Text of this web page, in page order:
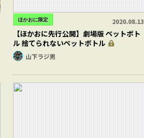
ほかおに限定 2020.08.13
【ほかおに先行公開】劇場版 ペットボト
ル 捨てられないペットボトル
山下ラジ男